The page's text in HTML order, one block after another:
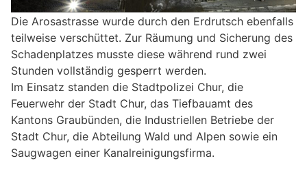
Die Arosastrasse wurde durch den Erdrutsch ebenfalls
teilweise verschüttet. Zur Räumung und Sicherung des
Schadenplatzes musste diese während rund zwei
Stunden vollständig gesperrt werden.
Im Einsatz standen die Stadtpolizei Chur, die
Feuerwehr der Stadt Chur, das Tiefbauamt des
Kantons Graubünden, die Industriellen Betriebe der
Stadt Chur, die Abteilung Wald und Alpen sowie ein
Saugwagen einer Kanalreinigungsfirma.